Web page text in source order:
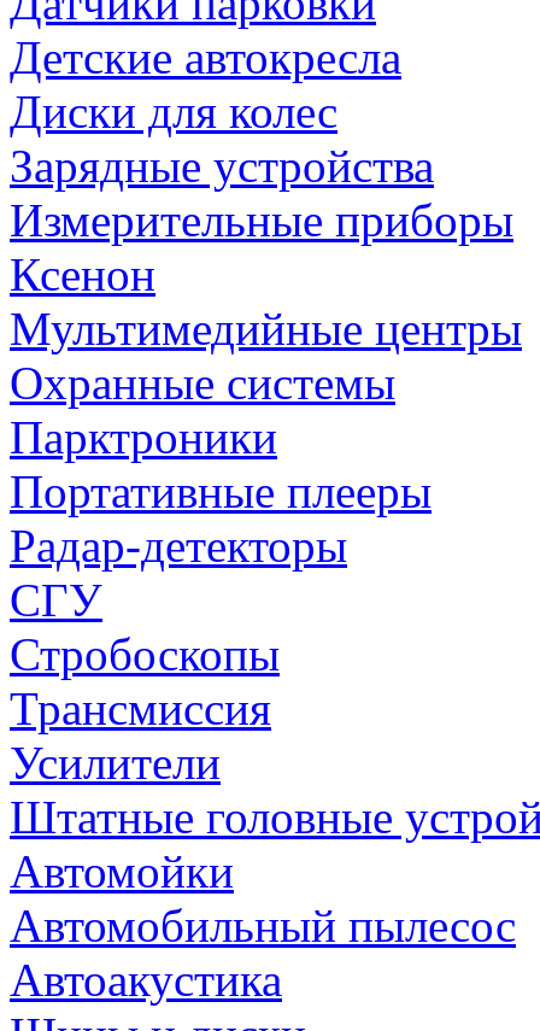
Детские автокресла
Диски для колес
Зарядные устройства
Измерительные приборы
Ксенон
Мультимедийные центры
Охранные системы
Парктроники
Портативные плееры
Радар-детекторы
СГУ
Стробоскопы
Трансмиссия
Усилители
Штатные головные
Автомойки
Автомобильный пылесос
Автоакустика